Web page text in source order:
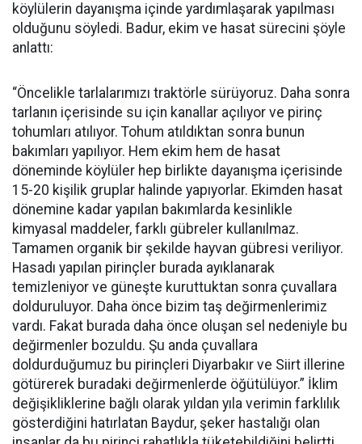
köylülerin dayanışma içinde yardımlaşarak yapılması
olduğunu söyledi. Badur, ekim ve hasat sürecini şöyle
anlattı:
“Öncelikle tarlalarımızı traktörle sürüyoruz. Daha sonra
tarlanın içerisinde su için kanallar açılıyor ve pirinç
tohumları atılıyor. Tohum atıldıktan sonra bunun
bakımları yapılıyor. Hem ekim hem de hasat
döneminde köylüler hep birlikte dayanışma içerisinde
15-20 kişilik gruplar halinde yapıyorlar. Ekimden hasat
dönemine kadar yapılan bakımlarda kesinlikle
kimyasal maddeler, farklı gübreler kullanılmaz.
Tamamen organik bir şekilde hayvan gübresi veriliyor.
Hasadı yapılan pirinçler burada ayıklanarak
temizleniyor ve güneşte kuruttuktan sonra çuvallara
dolduruluyor. Daha önce bizim taş değirmenlerimiz
vardı. Fakat burada daha önce oluşan sel nedeniyle bu
değirmenler bozuldu. Şu anda çuvallara
doldurduğumuz bu pirinçleri Diyarbakır ve Siirt illerine
götürerek buradaki değirmenlerde öğütülüyor.” İklim
değişikliklerine bağlı olarak yıldan yıla verimin farklılık
gösterdiğini hatırlatan Baydur, şeker hastalığı olan